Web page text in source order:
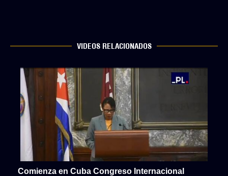
VIDEOS RELACIONADOS
Comienza en Cuba Congreso Internacional